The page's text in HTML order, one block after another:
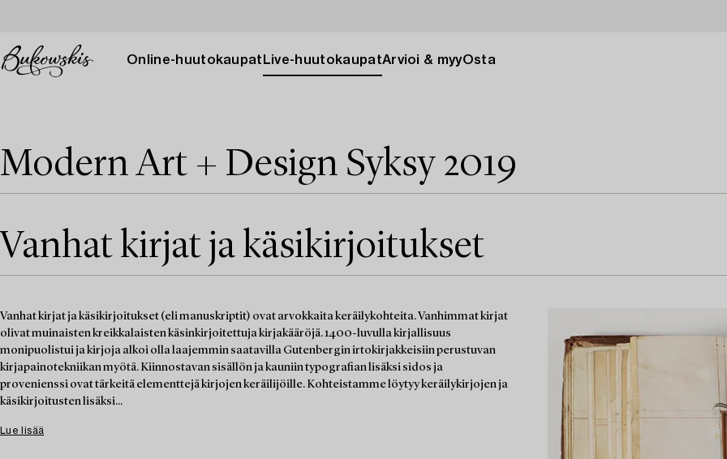
Online-huutokaupat Live-huutokaupatArvioi & myyOsta
Modern Art + Design Syksy 2019
Vanhat kirjat ja käsikirjoitukset
Vanhat kirjat ja käsikirjoitukset (eli manuskriptit) ovat arvokkaita keräilykohteita. Vanhimmat kirjat
olivat muinaisten kreikkalaisten käsinkirjoitettuja kirjakääröjä. 1400-luvulla kirjallisuus
monipuolistui ja kirjoja alkoi olla laajemmin saatavilla Gutenbergin irtokirjakkeisiin perustuvan
kirjapainotekniikan myötä. Kiinnostavan sisällön ja kauniin typografian lisäksi sidos ja
provenienssi ovat tärkeitä elementtejä kirjojen keräilijöille. Kohteistamme löytyy keräilykirjojen ja
käsikirjoitusten lisäksi...
Lue lisää